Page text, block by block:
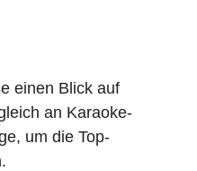
einen Blick auf
an Karaoke-
um die Top-